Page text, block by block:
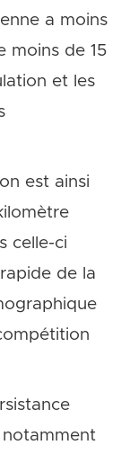
a moins
moins de 15
et les
est ainsi
celle-ci
de la